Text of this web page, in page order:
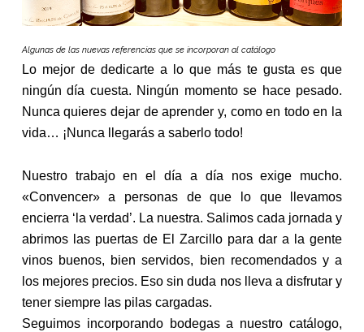
Algunas de las nuevas referencias que se incorporan al catálogo
Lo mejor de dedicarte a lo que más te gusta es que
ningún día cuesta. Ningún momento se hace pesado.
Nunca quieres dejar de aprender y, como en todo en la
vida… ¡Nunca llegarás a saberlo todo!
Nuestro trabajo en el día a día nos exige mucho.
«Convencer» a personas de que lo que llevamos
encierra ‘la verdad’. La nuestra. Salimos cada jornada y
abrimos las puertas de El Zarcillo para dar a la gente
vinos buenos, bien servidos, bien recomendados y a
los mejores precios. Eso sin duda nos lleva a disfrutar y
tener siempre las pilas cargadas.
Seguimos incorporando bodegas a nuestro catálogo,